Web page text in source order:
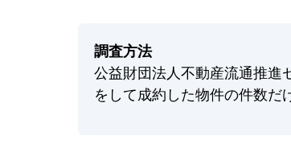
調査方法
公益財団法人不動産流通推進
をして成約した物件の件数だ